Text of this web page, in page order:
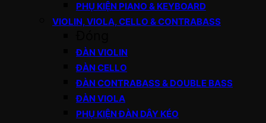
PHỤ KIỆN PIANO & KEYBOARD
VIOLIN, VIOLA, CELLO & CONTRABASS
ĐÀN VIOLIN
ĐÀN CELLO
ĐÀN CONTRABASS & DOUBLE BASS
ĐÀN VIOLA
PHỤ KIỆN ĐÀN DÂY KÉO